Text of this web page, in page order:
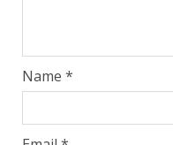
Name *